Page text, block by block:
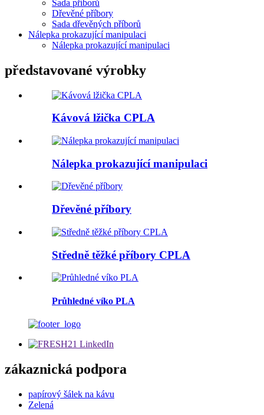
Sada příborů
Dřevěné příbory
Sada dřevěných příborů
Nálepka prokazující manipulaci
Nálepka prokazující manipulaci
představované výrobky
Kávová lžička CPLA
Nálepka prokazující manipulaci
Dřevěné příbory
Středně těžké příbory CPLA
Průhledné víko PLA
zákaznická podpora
papírový šálek na kávu
Zelená